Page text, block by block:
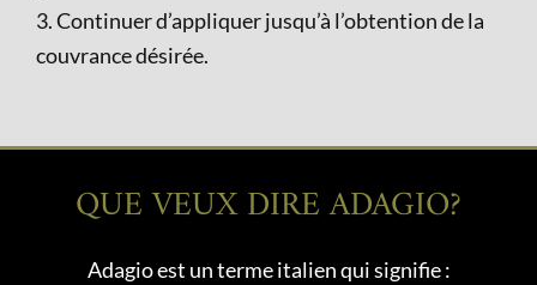
3. Continuer d’appliquer jusqu’à l’obtention de la
couvrance désirée.
QUE VEUX DIRE ADAGIO?
Adagio est un terme italien qui signifie :